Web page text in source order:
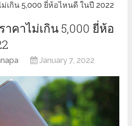
เกิน 5,000 ยี่ห้อไหนดี ในปี 2022
คาไม่เกิน 5,000 ยี่ห้อ
January 7, 2022